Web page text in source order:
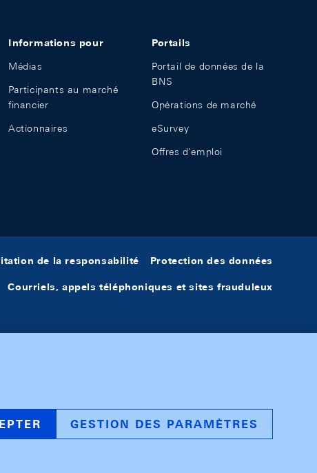
Informations pour
Médias
Participants au marché
financier
Actionnaires
Portails
Portail de données de la
BNS
Opérations de marché
eSurvey
Offres d'emploi
de la responsabilité Protection des données
Courriels, appels téléphoniques et sites frauduleux
GESTION DES PARAMÈTRES